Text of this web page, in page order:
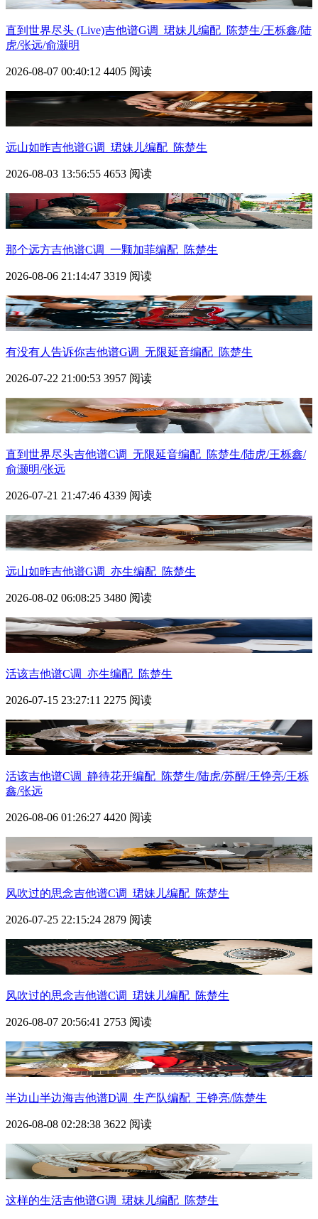
直到世界尽头 (Live)吉他谱G调_珺妹儿编配_陈楚生/王栎鑫/陆
虎/张远/俞灏明
2026-08-07 00:40:12 4405 阅读
远山如昨吉他谱G调_珺妹儿编配_陈楚生
2026-08-03 13:56:55 4653 阅读
那个远方吉他谱C调_一颗加菲编配_陈楚生
2026-08-06 21:14:47 3319 阅读
有没有人告诉你吉他谱G调_无限延音编配_陈楚生
2026-07-22 21:00:53 3957 阅读
直到世界尽头吉他谱C调_无限延音编配_陈楚生/陆虎/王栎鑫/
俞灏明/张远
2026-07-21 21:47:46 4339 阅读
远山如昨吉他谱G调_亦生编配_陈楚生
2026-08-02 06:08:25 3480 阅读
活该吉他谱C调_亦生编配_陈楚生
2026-07-15 23:27:11 2275 阅读
活该吉他谱C调_静待花开编配_陈楚生/陆虎/苏醒/王铮亮/王栎
鑫/张远
2026-08-06 01:26:27 4420 阅读
风吹过的思念吉他谱C调_珺妹儿编配_陈楚生
2026-07-25 22:15:24 2879 阅读
风吹过的思念吉他谱C调_珺妹儿编配_陈楚生
2026-08-07 20:56:41 2753 阅读
半边山半边海吉他谱D调_生产队编配_王铮亮/陈楚生
2026-08-08 02:28:38 3622 阅读
这样的生活吉他谱G调_珺妹儿编配_陈楚生